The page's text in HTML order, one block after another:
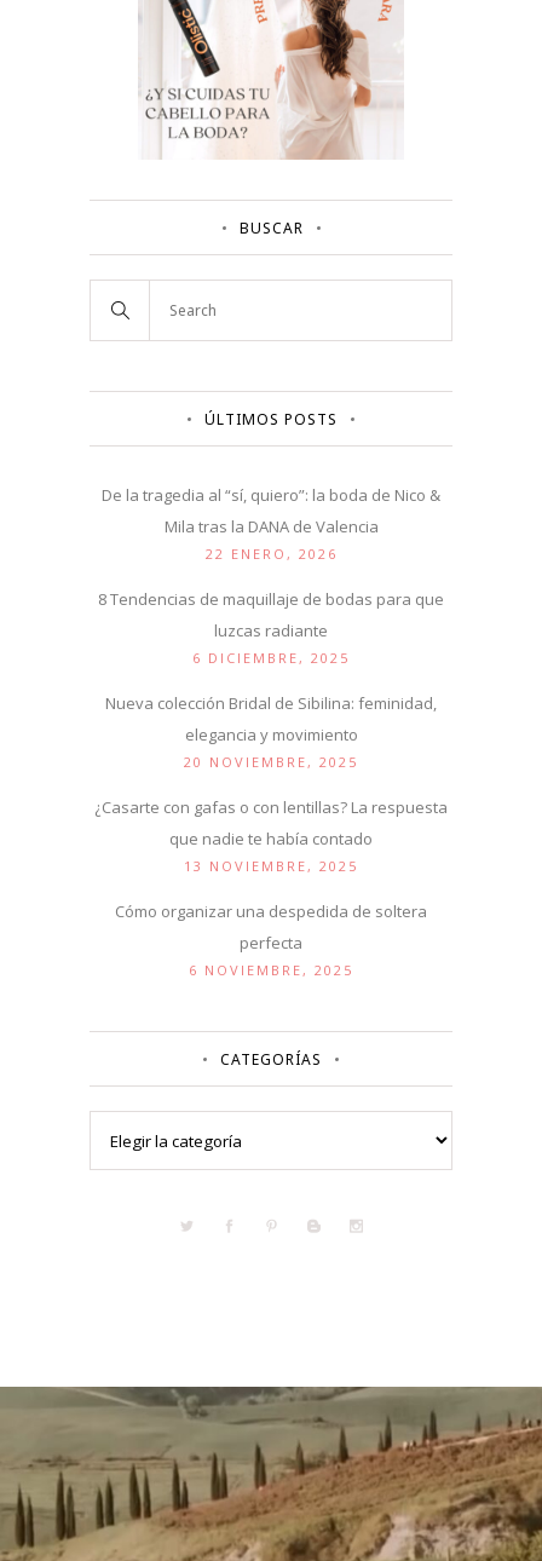
BUSCAR
ÚLTIMOS POSTS
De la tragedia al “sí, quiero”: la boda de Nico &
Mila tras la DANA de Valencia
22 ENERO, 2026
8 Tendencias de maquillaje de bodas para que
luzcas radiante
6 DICIEMBRE, 2025
Nueva colección Bridal de Sibilina: feminidad,
elegancia y movimiento
20 NOVIEMBRE, 2025
¿Casarte con gafas o con lentillas? La respuesta
que nadie te había contado
13 NOVIEMBRE, 2025
Cómo organizar una despedida de soltera
perfecta
6 NOVIEMBRE, 2025
CATEGORÍAS